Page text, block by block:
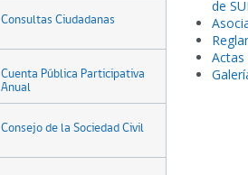
Consultas Ciudadanas
Cuenta Pública Participativa
Anual
Consejo de la Sociedad Civil
de
Actas